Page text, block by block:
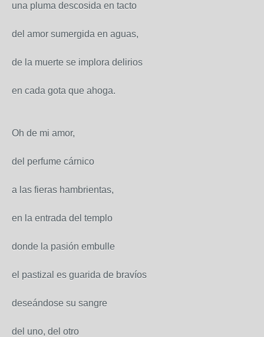
una pluma descosida en tacto
del amor sumergida en aguas,
de la muerte se implora delirios
en cada gota que ahoga.
Oh de mi amor,
del perfume cárnico
a las fieras hambrientas,
en la entrada del templo
donde la pasión embulle
el pastizal es guarida de bravíos
deseándose su sangre
del uno, del otro